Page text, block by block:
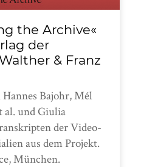
the Archive«
der
& Franz
Bajohr, Mél
al. und Giulia
der Video-
aus dem Projekt.
München.